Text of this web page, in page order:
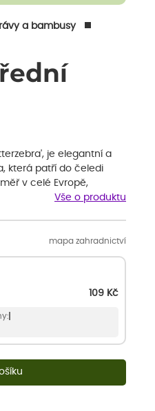
a bambusy
je elegantní a
která patří do čeledi
v celé Evropě,
Vše o produktu
mapa zahradnictví
109 Kč